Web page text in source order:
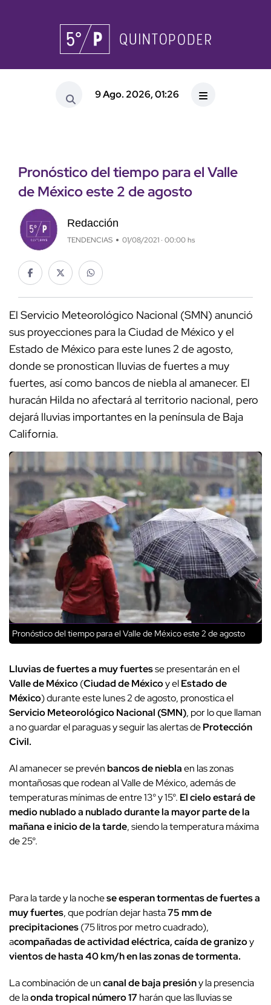
9 Ago. 2026, 01:26
Pronóstico del tiempo para el Valle
de México este 2 de agosto
Redacción
TENDENCIAS 01/08/2021 · 00:00 hs
El Servicio Meteorológico Nacional (SMN) anunció
sus proyecciones para la Ciudad de México y el
Estado de México para este lunes 2 de agosto,
donde se pronostican lluvias de fuertes a muy
fuertes, así como bancos de niebla al amanecer. El
huracán Hilda no afectará al territorio nacional, pero
dejará lluvias importantes en la península de Baja
California.
Pronóstico del tiempo para el Valle de México este 2 de agosto
Lluvias de fuertes a muy fuertesse presentarán en el
Valle de México(Ciudad de Méxicoy elEstado de
México) durante este lunes 2 de agosto, pronostica el
Servicio Meteorológico Nacional (SMN), por lo que llaman
a no guardar el paraguas y seguir las alertas deProtección
Civil.
Al amanecer se prevénbancos de nieblaen las zonas
montañosas que rodean al Valle de México, además de
temperaturas mínimas de entre 13° y 15°. El cielo estará de
medio nublado a nublado durante la mayor parte de la
mañana e inicio de la tarde, siendo la temperatura máxima
de 25°.
Para la tarde y la nochese esperan tormentas de fuertes a
muy fuertes, que podrían dejar hasta75 mm de
precipitaciones(75 litros por metro cuadrado),
acompañadas de actividad eléctrica, caída de granizoy
vientos de hasta 40 km/h en las zonas de tormenta.
La combinación de uncanal de baja presióny la presencia
de laonda tropical número 17 harán que las lluvias se